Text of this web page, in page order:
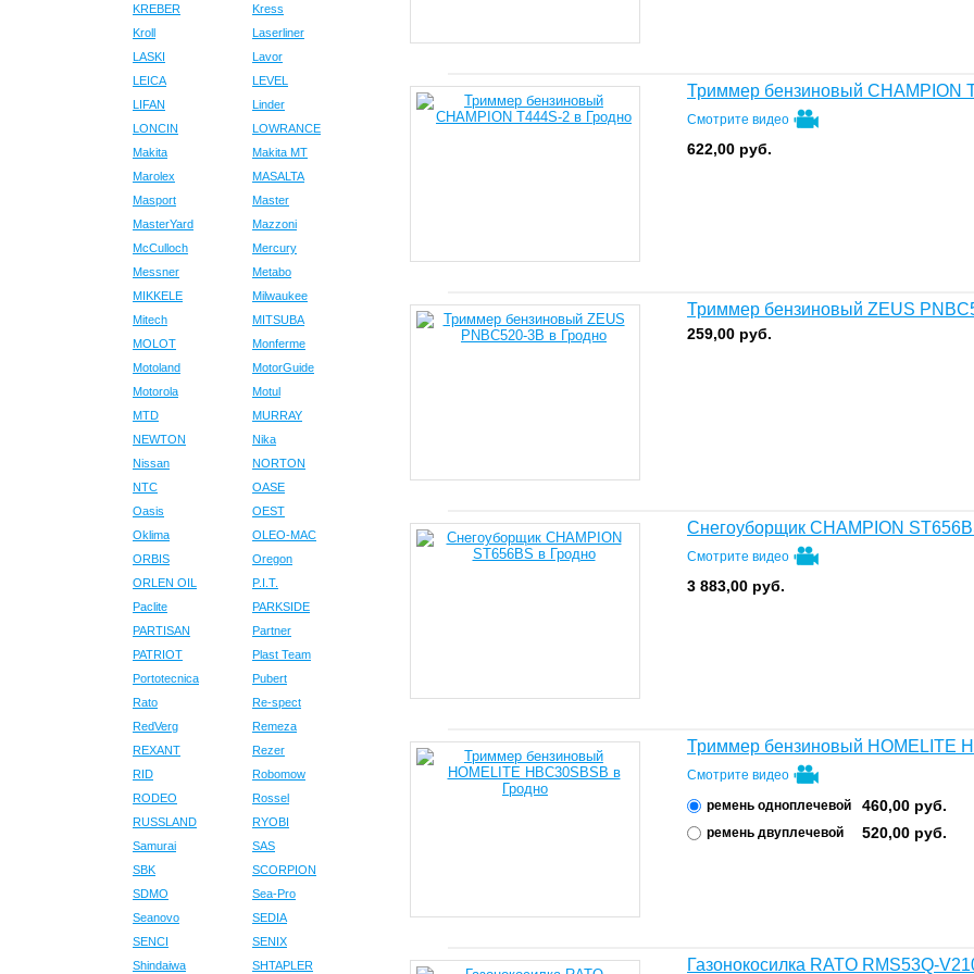
KREBER
Kress
Kroll
Laserliner
LASKI
Lavor
LEICA
LEVEL
LIFAN
Linder
LONCIN
LOWRANCE
Makita
Makita MT
Marolex
MASALTA
Masport
Master
MasterYard
Mazzoni
McCulloch
Mercury
Messner
Metabo
MIKKELE
Milwaukee
Mitech
MITSUBA
MOLOT
Monferme
Motoland
MotorGuide
Motorola
Motul
MTD
MURRAY
NEWTON
Nika
Nissan
NORTON
NTC
OASE
Oasis
OEST
Oklima
OLEO-MAC
ORBIS
Oregon
ORLEN OIL
P.I.T.
Paclite
PARKSIDE
PARTISAN
Partner
PATRIOT
Plast Team
Portotecnica
Pubert
Rato
Re-spect
RedVerg
Remeza
REXANT
Rezer
RID
Robomow
RODEO
Rossel
RUSSLAND
RYOBI
Samurai
SAS
SBK
SCORPION
SDMO
Sea-Pro
Seanovo
SEDIA
SENCI
SENIX
Shindaiwa
SHTAPLER
Триммер бензиновый CHAMPION
Смотрите видео
622,00 руб.
Триммер бензиновый ZEUS
259,00 руб.
Снегоуборщик CHAMPION
Смотрите видео
3 883,00 руб.
Триммер бензиновый HOMELITE
Смотрите видео
ремень одноплечевой
460,00 руб.
ремень двуплечевой 520,00 руб.
Газонокосилка RATO RMS53Q-